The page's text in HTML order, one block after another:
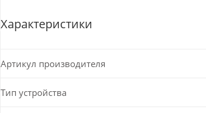
Характеристики
Артикул производителя
Тип устройства